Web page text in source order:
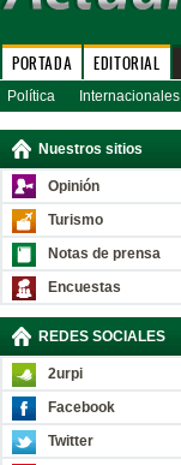
PORTADA EDITORIAL
Política Internacionales
Nuestros sitios
Opinión
Turismo
Notas de prensa
Encuestas
REDES SOCIALES
2urpi
Facebook
Twitter